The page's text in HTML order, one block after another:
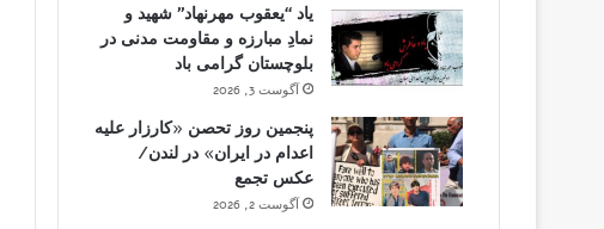
یاد “یعقوب مهرنهاد” شهید و
نمادِ مبارزه و مقاومت مدنی در
بلوچستان گرامی باد
آگوست 3, 2026
پنجمین روز تحصن «کارزار علیه
اعدام در ایران» در لندن/
عکس تجمع
آگوست 2, 2026